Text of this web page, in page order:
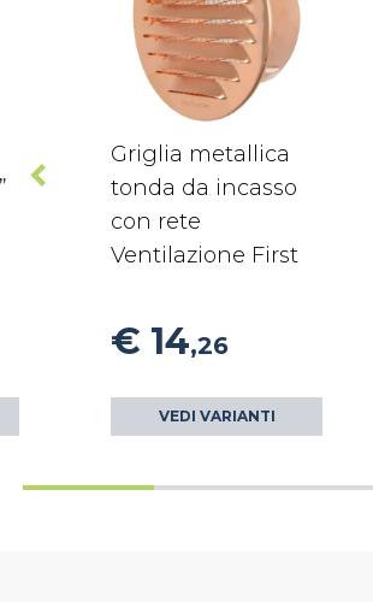
Griglia metallica
tonda da incasso
con rete
Ventilazione First
€ 14,26
VEDI VARIANTI